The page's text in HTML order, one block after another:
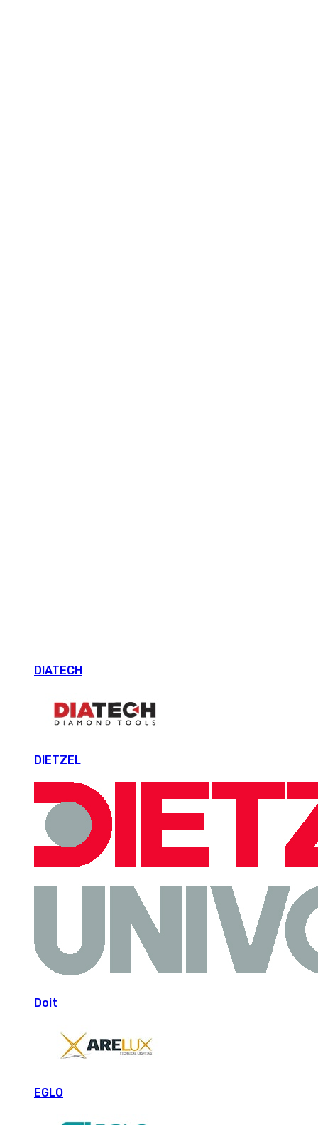
DIATECH
DIETZEL
Doit
EGLO